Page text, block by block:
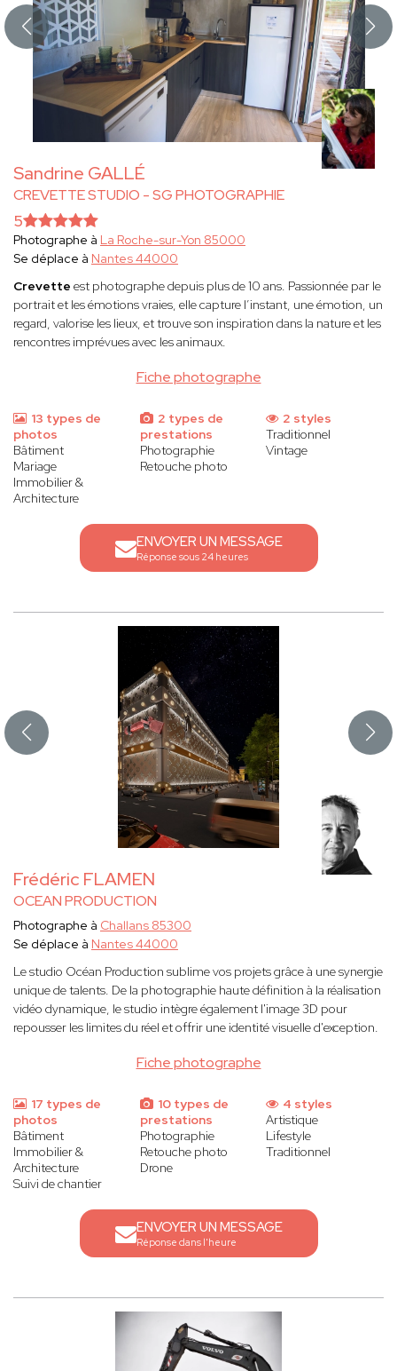
Sandrine GALLÉ
CREVETTE STUDIO - SG PHOTOGRAPHIE
Fiche photographe
5
Photographe à La Roche-sur-Yon 85000
Se déplace à Nantes 44000
Crevette est photographe depuis plus de 10 ans. Passionnée par le
portrait et les émotions vraies, elle capture l’instant, une émotion, un
regard, valorise les lieux, et trouve son inspiration dans la nature et les
rencontres imprévues avec les animaux.
13 types de
photos
Bâtiment
Mariage
Immobilier &
Architecture
2 types de
prestations
Photographie
Retouche photo
2 styles
Traditionnel
Vintage
ENVOYER UN MESSAGE
Réponse sous 24 heures
Frédéric FLAMEN
OCEAN PRODUCTION
Fiche photographe
Photographe à Challans 85300
Se déplace à Nantes 44000
Le studio Océan Production sublime vos projets grâce à une synergie
unique de talents. De la photographie haute définition à la réalisation
vidéo dynamique, le studio intègre également l'image 3D pour
repousser les limites du réel et offrir une identité visuelle d'exception.
17 types de
photos
Bâtiment
Immobilier &
Architecture
Suivi de chantier
10 types de
prestations
Photographie
Retouche photo
Drone
4 styles
Artistique
Lifestyle
Traditionnel
ENVOYER UN MESSAGE
Réponse dans l'heure